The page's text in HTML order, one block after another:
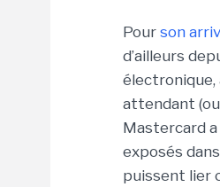
Pour son
d’ailleurs
électronique,
attendant
Mastercard
exposés
puissent lier